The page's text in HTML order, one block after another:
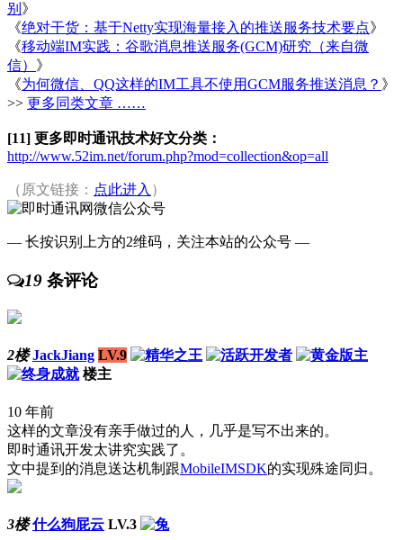
别 》
《绝对干货：基于Netty实现海量接入的推送服务技术要点》
《移动端IM实践：谷歌消息推送服务(GCM)研究（来自微
信） 》
《为何微信、QQ这样的IM工具不使用GCM服务推送消息？ 》
>> 更多同类文章 ……
[11] 更多即时通讯技术好文分类：
http://www.52im.net/forum.php?mod=collection&op=all
（原文链接： 点此进入 ）
— 长按识别上方的2维码，关注本站的公众号 —
19 条评论
2楼 JackJiang LV.9
楼主
10 年前
这样的文章没有亲手做过的人，几乎是写不出来的。
即时通讯开发太讲究实践了。
文中提到的消息送达机制跟MobileIMSDK的实现殊途同归。
3楼 什么狗屁云 LV.3